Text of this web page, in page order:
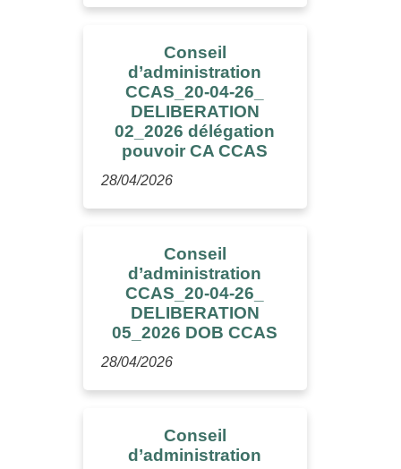
Conseil
d’administration
CCAS_20-04-26_
DELIBERATION
02_2026 délégation
pouvoir CA CCAS
28/04/2026
Conseil
d’administration
CCAS_20-04-26_
DELIBERATION
05_2026 DOB CCAS
28/04/2026
Conseil
d’administration